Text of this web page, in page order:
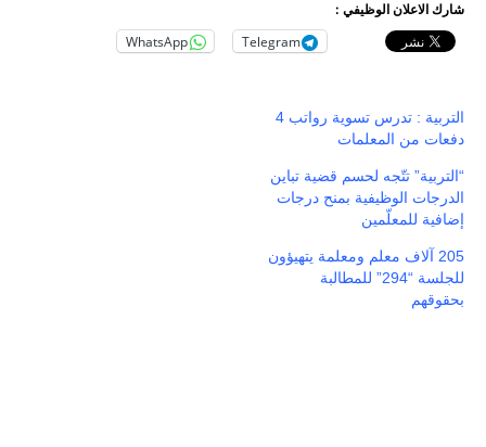
شارك الاعلان الوظيفي :
Telegram
WhatsApp
التربية : تدرس تسوية رواتب 4
دفعات من المعلمات
“التربية” تتّجه لحسم قضية تباين
الدرجات الوظيفية بمنح درجات
إضافية للمعلّمين
205 آلاف معلم ومعلمة يتهيؤون
للجلسة “294” للمطالبة
بحقوقهم